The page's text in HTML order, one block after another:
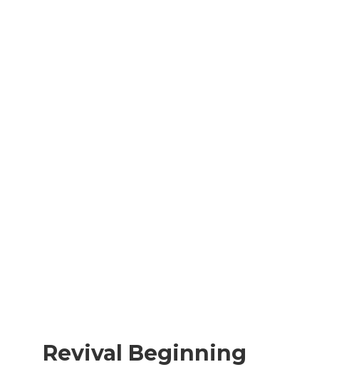
Revival Beginning